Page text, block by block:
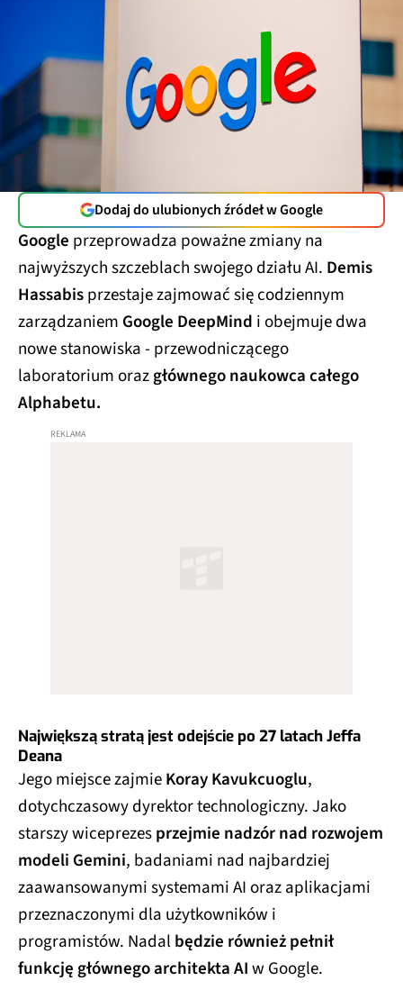
Dodaj do ulubionych źródeł w Google
Google przeprowadza poważne zmiany na
najwyższych szczeblach swojego działu AI. Demis
Hassabisprzestaje zajmować się codziennym
zarządzaniem Google DeepMind i obejmuje dwa
nowe stanowiska - przewodniczącego
laboratorium orazgłównego naukowca całego
Alphabetu.
Największą stratą jest odejście po 27 latach Jeffa
Deana
Jego miejsce zajmieKoray Kavukcuoglu,
dotychczasowy dyrektor technologiczny. Jako
starszy wiceprezesprzejmie nadzór nad rozwojem
modeli Gemini, badaniami nad najbardziej
zaawansowanymi systemami AI oraz aplikacjami
przeznaczonymi dla użytkowników i
programistów. Nadal będzie również pełnił
funkcję głównego architekta AIw Google.